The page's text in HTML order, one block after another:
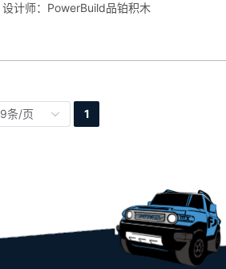
设计师： PowerBuild品铂积木
9条/页 1